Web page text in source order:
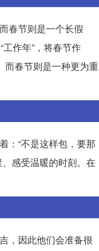
春节则是一个长假
作年”，将春节作
而春节则是一种更为重
：“不是这样包，要那
感受温暖的时刻。在
，因此他们会准备很